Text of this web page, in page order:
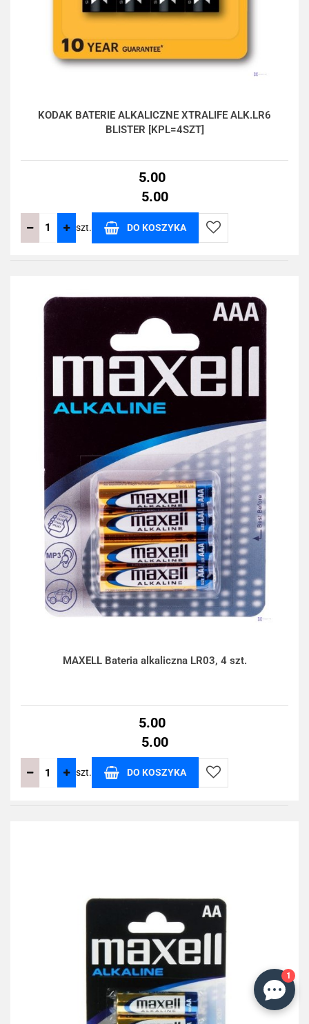
KODAK BATERIE ALKALICZNE XTRALIFE ALK.LR6
BLISTER [KPL=4SZT]
5.00
5.00
szt. DO KOSZYKA
Do
MAXELL Bateria alkaliczna LR03, 4 szt.
5.00
5.00
szt. DO KOSZYKA
Do
1